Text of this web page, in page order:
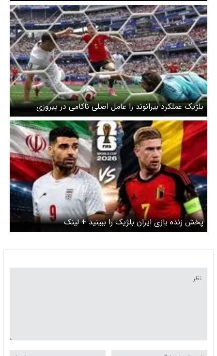
بلژیک عملکرد بیرانوند را عامل اصلی ناکامی در پیروزی
دانست
پخش زنده بازی ایران بلژیک را ببینید + لینک